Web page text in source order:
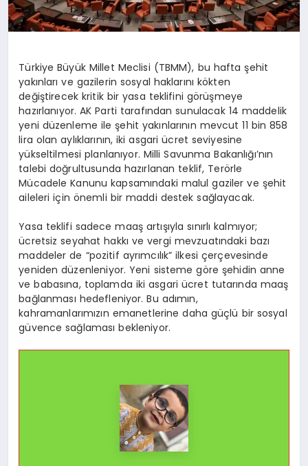
Türkiye Büyük Millet Meclisi (TBMM), bu hafta şehit
yakınları ve gazilerin sosyal haklarını kökten
değiştirecek kritik bir yasa teklifini görüşmeye
hazırlanıyor. AK Parti tarafından sunulacak 14 maddelik
yeni düzenleme ile şehit yakınlarının mevcut 11 bin 858
lira olan aylıklarının, iki asgari ücret seviyesine
yükseltilmesi planlanıyor. Milli Savunma Bakanlığı’nın
talebi doğrultusunda hazırlanan teklif, Terörle
Mücadele Kanunu kapsamındaki malul gaziler ve şehit
aileleri için önemli bir maddi destek sağlayacak.
Yasa teklifi sadece maaş artışıyla sınırlı kalmıyor;
ücretsiz seyahat hakkı ve vergi mevzuatındaki bazı
maddeler de “pozitif ayrımcılık” ilkesi çerçevesinde
yeniden düzenleniyor. Yeni sisteme göre şehidin anne
ve babasına, toplamda iki asgari ücret tutarında maaş
bağlanması hedefleniyor. Bu adımın,
kahramanlarımızın emanetlerine daha güçlü bir sosyal
güvence sağlaması bekleniyor.